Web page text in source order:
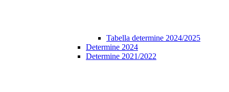
Tabella determine 2024/2025
Determine 2024
Determine 2021/2022